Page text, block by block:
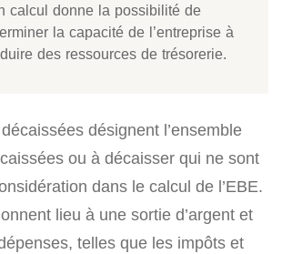
calcul donne la possibilité de
la capacité de l’entreprise à
des ressources de trésorerie.
désignent l’ensemble
ou à décaisser qui ne sont
dans le calcul de l’EBE.
lieu à une sortie d’argent et
telles que les impôts et